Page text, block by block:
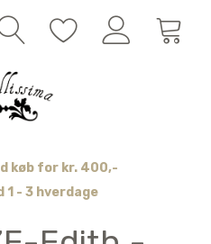
køb for kr. 400,-
1 - 3 hverdage